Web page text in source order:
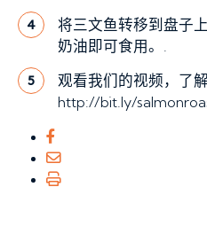
4
将三文鱼转移到盘子
奶油即可食用。.
5
观看我们的视频，了
http://bit.ly/